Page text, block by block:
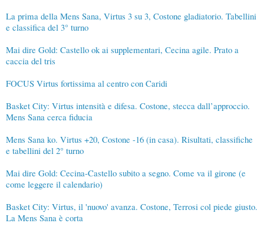
La prima della Mens Sana, Virtus 3 su 3, Costone gladiatorio. Tabellini
e classifica del 3° turno
Mai dire Gold: Castello ok ai supplementari, Cecina agile. Prato a
caccia del tris
FOCUS Virtus fortissima al centro con Caridi
Basket City: Virtus intensità e difesa. Costone, stecca dall’approccio.
Mens Sana cerca fiducia
Mens Sana ko. Virtus +20, Costone -16 (in casa). Risultati, classifiche
e tabellini del 2° turno
Mai dire Gold: Cecina-Castello subito a segno. Come va il girone (e
come leggere il calendario)
Basket City: Virtus, il 'nuovo' avanza. Costone, Terrosi col piede giusto.
La Mens Sana è corta